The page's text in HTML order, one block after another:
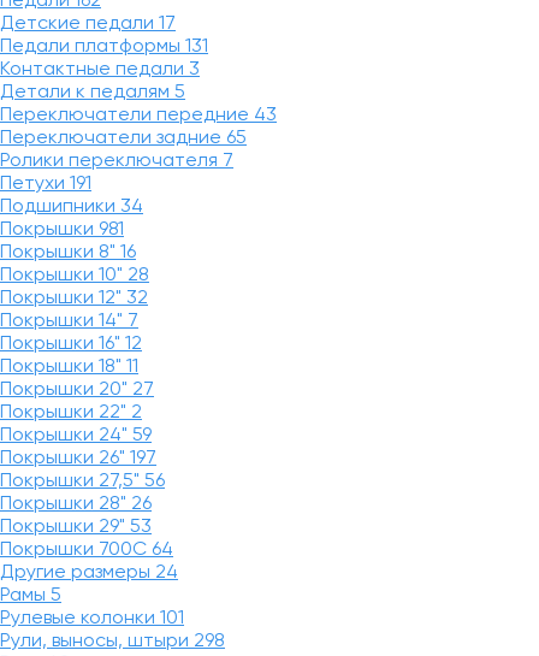
Детские педали 17
Педали платформы 131
Контактные педали 3
Детали к педалям 5
Переключатели передние 43
Переключатели задние 65
Ролики переключателя 7
Петухи 191
Подшипники 34
Покрышки 981
Покрышки 8" 16
Покрышки 10" 28
Покрышки 12" 32
Покрышки 14" 7
Покрышки 16" 12
Покрышки 18" 11
Покрышки 20" 27
Покрышки 22" 2
Покрышки 24" 59
Покрышки 26" 197
Покрышки 27,5" 56
Покрышки 28" 26
Покрышки 29" 53
Покрышки 700C 64
Другие размеры 24
Рамы 5
Рулевые колонки 101
Рули, выносы, штыри 298